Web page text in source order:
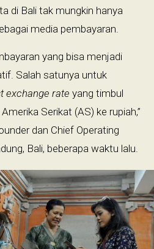
di Bali tak mungkin hanya
media pembayaran.
yang bisa menjadi
Salah satunya untuk
exchange rate yang timbul
Serikat (AS) ke rupiah,”
dan Chief Operating
Bali, beberapa waktu lalu.